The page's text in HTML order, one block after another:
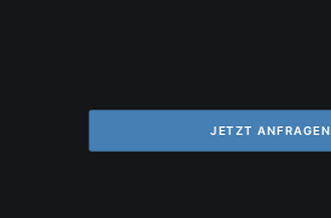
JETZT ANFRAGEN